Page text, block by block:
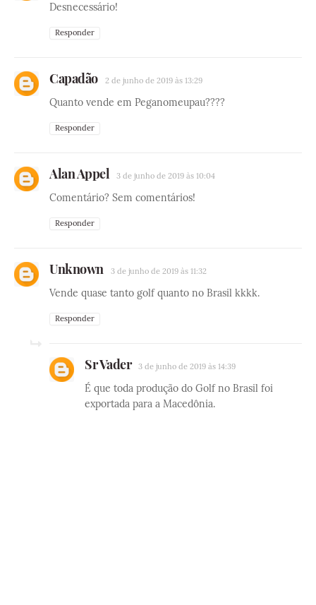
Desnecessário!
Responder
Capadão 2 de junho de 2019 às 13:29
Quanto vende em Peganomeupau????
Responder
Alan Appel 3 de junho de 2019 às 10:04
Comentário? Sem comentários!
Responder
Unknown 3 de junho de 2019 às 11:32
Vende quase tanto golf quanto no Brasil kkkk.
Responder
Sr Vader 3 de junho de 2019 às 14:39
É que toda produção do Golf no Brasil foi
exportada para a Macedônia.